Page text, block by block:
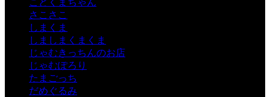
さこさこ
しまくま
しましまくまくま
じゃむきっちんのお店
じゃむぽろり
たまごっち
だめぐるみ